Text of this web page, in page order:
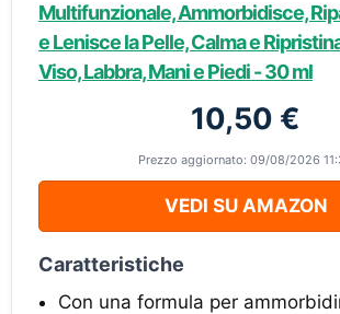
Multifunzionale, Ammorbidisce,
e Lenisce la Pelle, Calma e
Viso, Labbra, Mani e Piedi - 30 ml
10,50 €
Prezzo aggiornato: 09/08/2026
VEDI SU AMAZON
Caratteristiche
Con una formula per